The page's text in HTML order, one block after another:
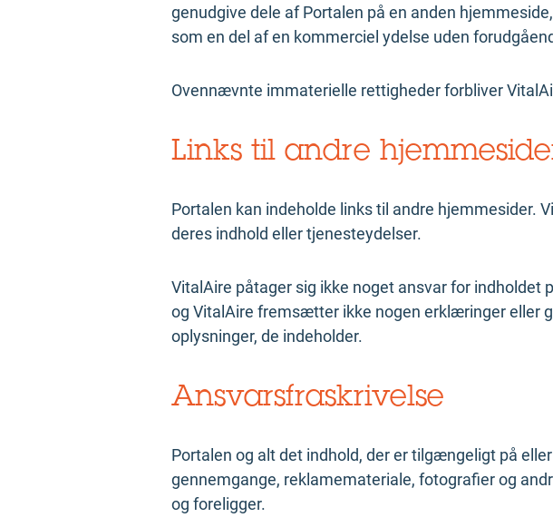
genudgive dele af Portalen på en anden
som en del af en kommerciel ydelse uden
Ovennævnte immaterielle rettigheder forbliver
Links til andre
Portalen kan indeholde links til andre hjemmesider.
deres indhold eller tjenesteydelser.
VitalAire påtager sig ikke noget ansvar for indholdet
og VitalAire fremsætter ikke nogen erklæringer eller
oplysninger, de indeholder.
Ansvarsfraskrivelse
Portalen og alt det indhold, der er tilgængeligt på
gennemgange, reklamemateriale, fotografier og
og foreligger.